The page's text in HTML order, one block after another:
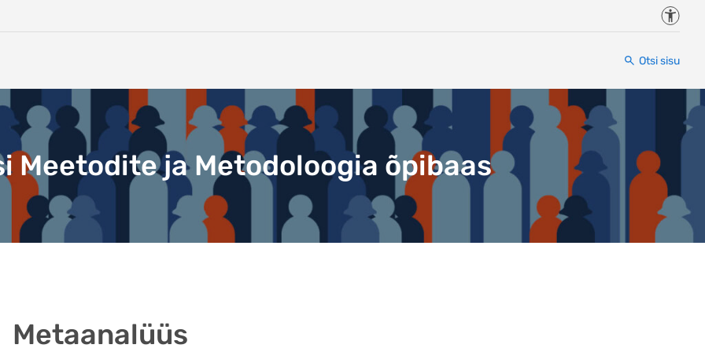
Otsi sisu
Meetodite ja Metodoloogia õpibaas
Metaanalüüs